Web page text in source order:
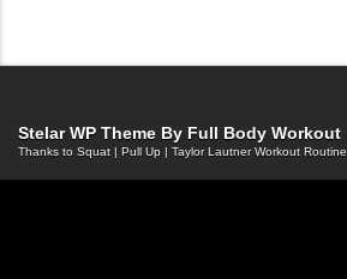
Stelar WP Theme By Full Body Workout
Thanks to Squat | Pull Up | Taylor Lautner Workout Routine